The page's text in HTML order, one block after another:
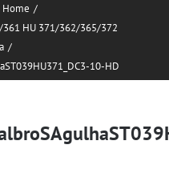
Home
361 HU 371/362/365/372
10-HD